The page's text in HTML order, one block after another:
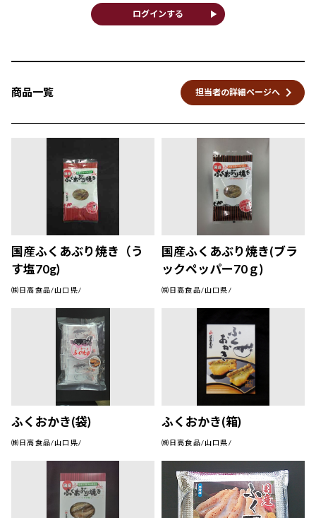
ログインする play_arrow
商品一覧 担当者の詳細ページへ keyboard_arrow_right
国産ふくあぶり焼き（う
す塩70g)
㈱日高食品/山口県/
国産ふくあぶり焼き(ブラ
ックペッパー70ｇ)
㈱日高食品/山口県/
ふくおかき(袋)
㈱日高食品/山口県/
ふくおかき(箱)
㈱日高食品/山口県/